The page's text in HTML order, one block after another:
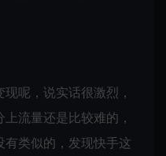
呢，说实话很激烈，
流量还是比较难的，
类似的，发现快手这